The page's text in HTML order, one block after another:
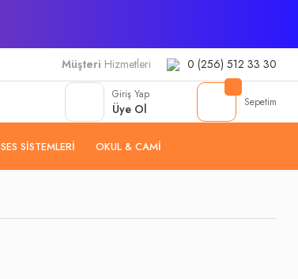
Müşteri Hizmetleri 0 (256) 512 33 30
Giriş Yap
Üye Ol Sepetim
SES SISTEMLERI OKUL & CAMI